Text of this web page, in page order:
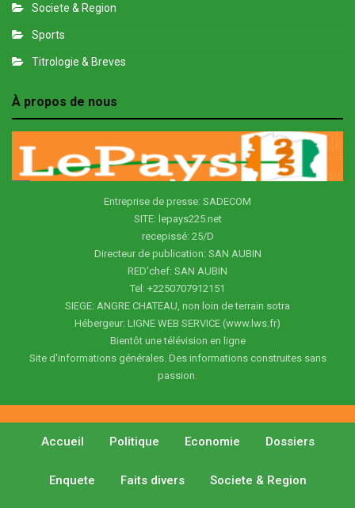
Societe & Region
Sports
Titrologie & Breves
À propos de nous
Entreprise de presse: SADECOM
SITE: lepays225.net
recepissé: 25/D
Directeur de publication: SAN AUBIN
RED'chef: SAN AUBIN
Tel: +2250707912151
SIEGE: ANGRE CHATEAU, non loin de terrain sotra
Hébergeur: LIGNE WEB SERVICE (www.lws.fr)
Bientôt une télévision en ligne
Site d'informations générales. Des informations construites sans
passion.
Accueil Politique Economie Dossiers
Enquete Faits divers Societe & Region